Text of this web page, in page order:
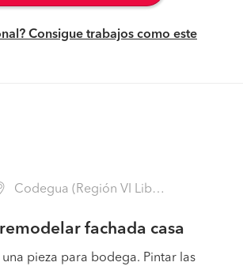
Consigue trabajos como este
Codegua (Región VI Libertador B. O'Higgins - Cachapoal)
fachada casa
pieza para bodega. Pintar las